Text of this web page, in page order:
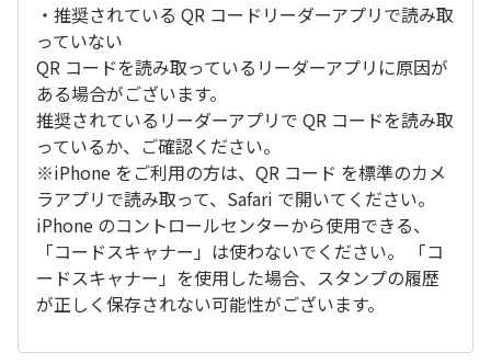
・推奨されている QR コードリーダーアプリで読み取
っていない
QR コードを読み取っているリーダーアプリに原因が
ある場合がございます。
推奨されているリーダーアプリで QR コードを読み取
っているか、ご確認ください。
※iPhone をご利用の方は、QR コード を標準のカメ
ラアプリで読み取って、Safari で開いてください。
iPhone のコントロールセンターから使用できる、
「コードスキャナー」は使わないでください。 「コ
ードスキャナー」を使用した場合、スタンプの履歴
が正しく保存されない可能性がございます。